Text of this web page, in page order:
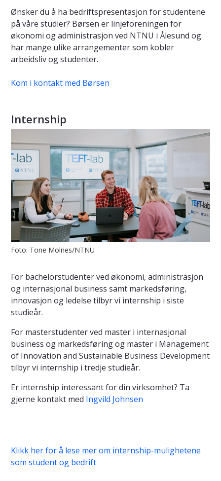
Ønsker du å ha bedriftspresentasjon for studentene
på våre studier? Børsen er linjeforeningen for
økonomi og administrasjon ved NTNU i Ålesund og
har mange ulike arrangementer som kobler
arbeidsliv og studenter.
Kom i kontakt med Børsen
Internship
Foto: Tone Molnes/NTNU
For bachelorstudenter ved økonomi, administrasjon
og internasjonal business samt markedsføring,
innovasjon og ledelse tilbyr vi internship i siste
studieår.
For masterstudenter ved master i internasjonal
business og markedsføring og master i Management
of Innovation and Sustainable Business Development
tilbyr vi internship i tredje studieår.
Er internship interessant for din virksomhet? Ta
gjerne kontakt med Ingvild Johnsen
Klikk her for å lese mer om internship-mulighetene
som student og bedrift